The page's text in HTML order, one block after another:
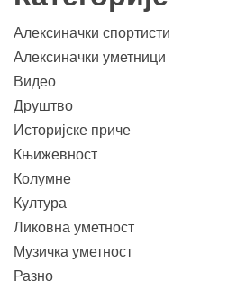
Алексиначки спортисти
Алексиначки уметници
Видео
Друштво
Историјске приче
Књижевност
Колумне
Култура
Ликовна уметност
Музичка уметност
Разно